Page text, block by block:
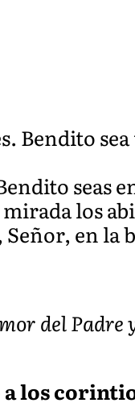
Bendito
seas
los
en la
del
los